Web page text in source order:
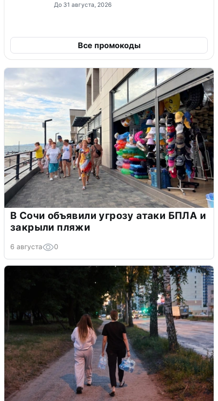
До 31 августа, 2026
Все промокоды
В Сочи объявили угрозу атаки БПЛА и
закрыли пляжи
6 августа 0